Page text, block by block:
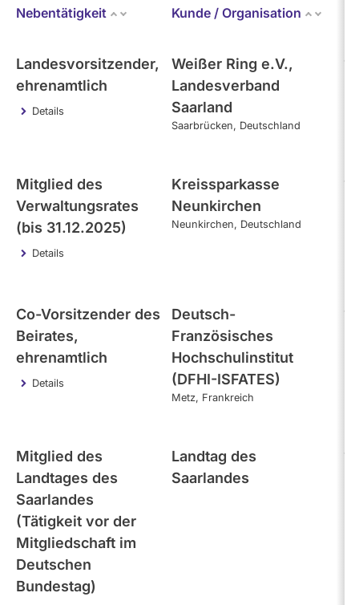
Kandidaturen
nicht
berücksichtigt.
Kategorie
Themen
Interval
- Alle -
Nebentätigkeit Kunde / Organisation
Landesvorsitzender,
ehrenamtlich
Details
Weißer Ring e.V.,
Landesverband
Saarland
Saarbrücken Deutschland
Mitglied des
Verwaltungsrates
(bis 31.12.2025)
Details
Kreissparkasse
Neunkirchen
Neunkirchen Deutschland
Co-Vorsitzender des
Beirates,
ehrenamtlich
Details
Deutsch-
Französisches
Hochschulinstitut
(DFHI-ISFATES)
Metz Frankreich
Mitglied des
Landtages des
Saarlandes
(Tätigkeit vor der
Mitgliedschaft im
Deutschen
Bundestag)
Landtag des
Saarlandes